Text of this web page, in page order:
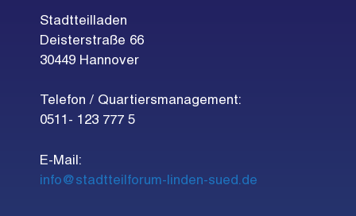
Stadtteilladen
Deisterstraße 66
30449 Hannover
Telefon / Quartiersmanagement:
0511- 123 777 5
E-Mail:
info@stadtteilforum-linden-sued.de